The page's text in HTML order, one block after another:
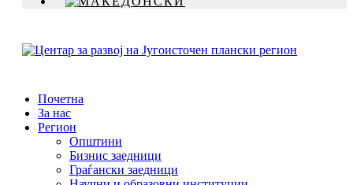
Почетна
За нас
Регион
Општини
Бизнис заедници
Граѓански заедници